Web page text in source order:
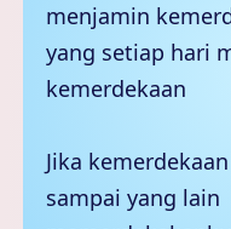
menjamin
yang setiap hari
kemerdekaan
Jika
sampai yang lain